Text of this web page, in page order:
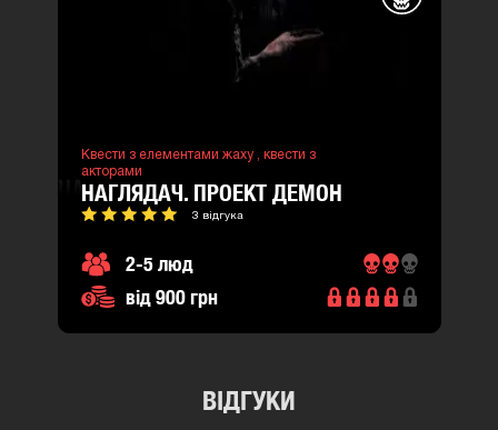
Квести з елементами жаху , квести з
акторами
НАГЛЯДАЧ. ПРОЕКТ ДЕМОН
3 відгука
2-5 люд
від 900 грн
ВІДГУКИ